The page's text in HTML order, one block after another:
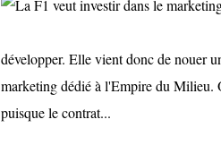
développer. Elle vient donc de nouer
marketing dédié à l'Empire du Milieu.
puisque le contrat...